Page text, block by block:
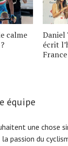
calme
Daniel
écrit
équipe
une chose
passion du